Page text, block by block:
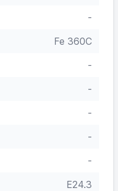
-
Fe 360C
-
-
-
-
-
E24.3